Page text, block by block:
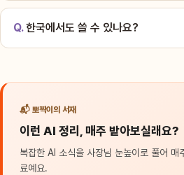
한국에서도 쓸 수 있나요?
📬 뽀짝이의 서재
이런 AI 정리, 매주 받아보실래요?
복잡한 AI 소식을 사장님 눈높이로 풀어 매
료예요.